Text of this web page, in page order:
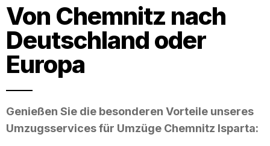
Von Chemnitz nach
Deutschland oder
Europa
Genießen Sie die besonderen Vorteile unseres
Umzugsservices für Umzüge Chemnitz Isparta: